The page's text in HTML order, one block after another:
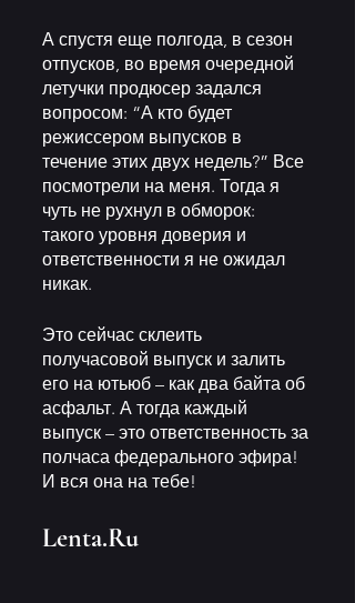
А спустя еще полгода, в сезон
отпусков, во время очередной
летучки продюсер задался
вопросом: “А кто будет
режиссером выпусков в
течение этих двух недель?” Все
посмотрели на меня. Тогда я
чуть не рухнул в обморок:
такого уровня доверия и
ответственности я не ожидал
никак.
Это сейчас склеить
получасовой выпуск и залить
его на ютьюб – как два байта об
асфальт. А тогда каждый
выпуск – это ответственность за
полчаса федерального эфира!
И вся она на тебе!
Lenta.Ru